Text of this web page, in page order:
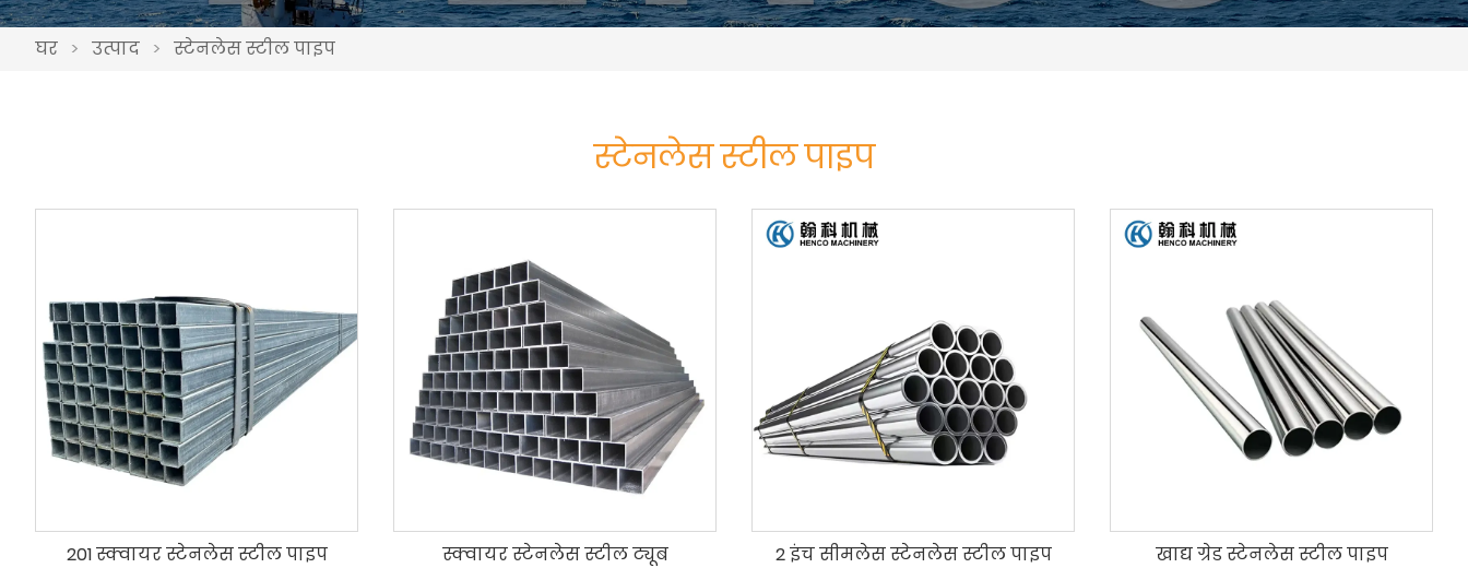
घर > उत्पाद > स्टेनलेस स्टील पाइप
स्टेनलेस स्टील पाइप
201 स्क्वायर स्टेनलेस स्टील पाइप स्क्वायर स्टेनलेस स्टील ट्यूब 2 इंच सीमलेस स्टेनलेस स्टील पाइप खाद्य ग्रेड स्टेनलेस स्टील पाइप